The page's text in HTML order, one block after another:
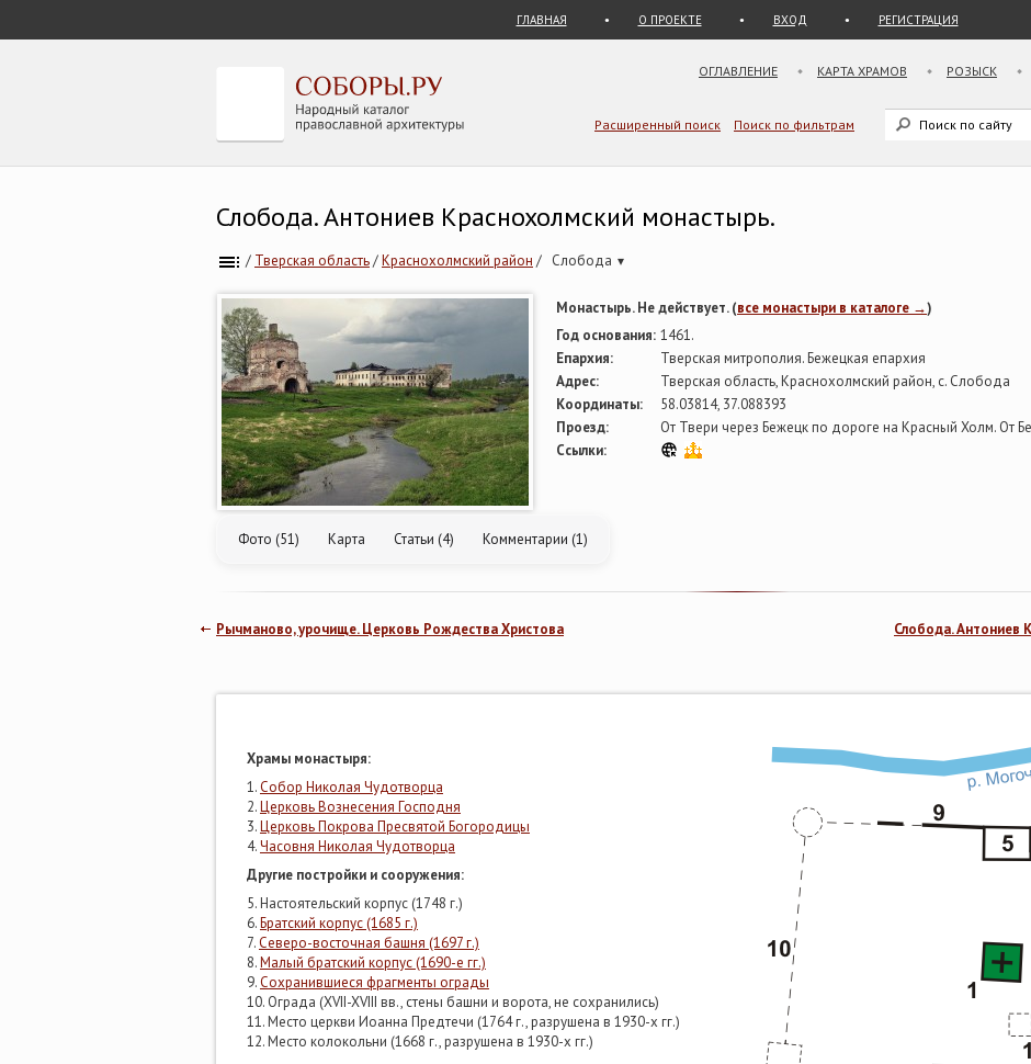
ГЛАВНАЯ О ПРОЕКТЕ ВХОД РЕГИСТРАЦИЯ
ОГЛАВЛЕНИЕ КАРТА ХРАМОВ РОЗЫСК
Расширенный поиск Поиск по фильтрам
Слобода. Антониев Краснохолмский монастырь.
/ Тверская область/Краснохолмский район / Слобода ▾
Монастырь. Не действует. (все монастыри в каталоге →)
Год основания: 1461.
Епархия:
Тверская митрополия. Бежецкая епархия
Адрес:
Тверская область, Краснохолмский район, с. Слобода
Координаты:
58.03814, 37.088393
Проезд:
От Твери через Бежецк по дороге на Красный Холм. От
Ссылки:
Фото (51) Карта Статьи (4) Комментарии (1)
Слобода. Антониев
Рычманово, урочище. Церковь Рождества Христова
Храмы монастыря:
1.Собор Николая Чудотворца
2.Церковь Вознесения Господня
3.Церковь Покрова Пресвятой Богородицы
4.Часовня Николая Чудотворца
Другие постройки и сооружения:
5. Настоятельский корпус (1748 г.)
6.Братский корпус (1685 г.)
7.Северо-восточная башня (1697 г.)
8.Малый братский корпус (1690-е гг.)
9.Сохранившиеся фрагменты ограды
10. Ограда (XVII-XVIII вв., стены башни и ворота, не сохранились)
11. Место церкви Иоанна Предтечи (1764 г., разрушена в 1930-х гг.)
12. Место колокольни (1668 г., разрушена в 1930-х гг.)